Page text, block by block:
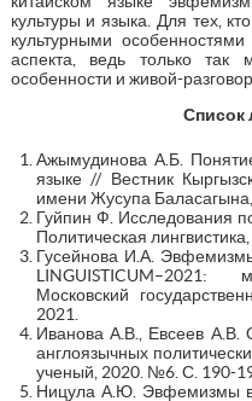
культуры и языка. Для тех,
культурными
аспекта, ведь только так
особенности и живой-
Список
Ажымудинова А.Б.
языке // Вестник
имени Жусупа
Гуйпин Ф. Исследования
Политическая
Гусейнова И.А.
Московский
2021.
Иванова А.В., Евсеев А.В.
англоязычных
ученый, 2020. №6. С. 190-
Ницула А.Ю. Эвфемизмы в